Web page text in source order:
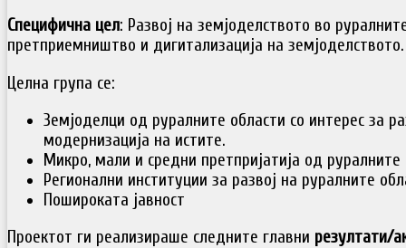
Специфична цел: Развој на земјоделството во
претприемништво и дигитализација на земјоделството.
Целна група се:
Земјоделци од руралните области со интерес за
модернизација на истите.
Микро, мали и средни претпријатија од руралните
Регионални институции за развој на руралните
Пошироката јавност
Проектот ги реализираше следните главни резултати/